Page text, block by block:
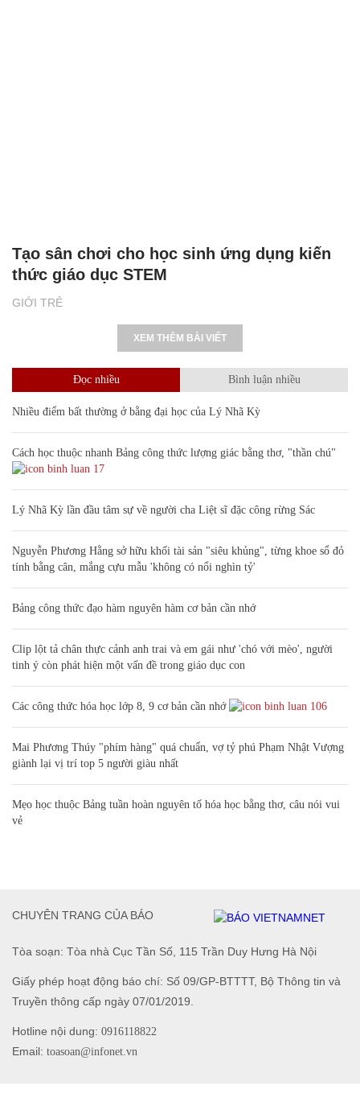
GIỚI TRẺ
Tạo sân chơi cho học sinh ứng dụng kiến
thức giáo dục STEM
XEM THÊM BÀI VIẾT
Đọc nhiều Bình luận nhiều
Nhiều điểm bất thường ở bằng đại học của Lý Nhã Kỳ
Cách học thuộc nhanh Bảng công thức lượng giác bằng thơ, "thần chú"
17
Lý Nhã Kỳ lần đầu tâm sự về người cha Liệt sĩ đặc công rừng Sác
Nguyễn Phương Hằng sở hữu khối tài sản "siêu khủng", từng khoe sổ đỏ
tính bằng cân, mắng cựu mẫu 'không có nổi nghìn tỷ'
Bảng công thức đạo hàm nguyên hàm cơ bản cần nhớ
Clip lột tả chân thực cảnh anh trai và em gái như 'chó với mèo', người
tinh ý còn phát hiện một vấn đề trong giáo dục con
Các công thức hóa học lớp 8, 9 cơ bản cần nhớ 106
Mai Phương Thúy "phím hàng" quá chuẩn, vợ tỷ phú Phạm Nhật Vượng
giành lại vị trí top 5 người giàu nhất
Mẹo học thuộc Bảng tuần hoàn nguyên tố hóa học bằng thơ, câu nói vui
vẻ
Tòa soạn: Tòa nhà Cục Tần Số, 115 Trần Duy Hưng Hà Nội
Giấy phép hoạt động báo chí: Số 09/GP-BTTTT, Bộ Thông tin và
Truyền thông cấp ngày 07/01/2019.
Hotline nội dung: 0916118822
Email: toasoan@infonet.vn
CHUYÊN TRANG CỦA BÁO